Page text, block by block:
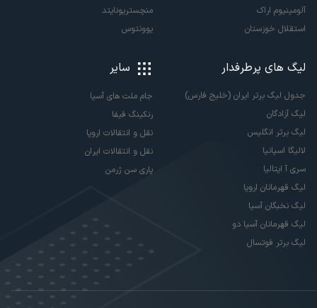
آلومینیوم اراک
استقلال خوزستان
منچستریونایتد
یوونتوس
لیگ های پرطرفدار
جدول لیگ برتر ایران (خلیج فارس)
لیگ آزادگان
لیگ برتر انگلیس
لالیگا اسپانیا
سری آ ایتالیا
لیگ قهرمانان اروپا
لیگ نخبگان آسیا
لیگ قهرمانان آسیا دو
لیگ برتر فوتسال
سایر
جام ملت های آسیا
رنکینگ فیفا
نقل و انتقالات اروپا
نقل و انتقالات ایران
پاری سن ژرمن